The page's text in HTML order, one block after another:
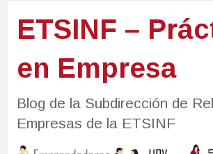
ETSINF –
en Empresa
Blog de la Subdirección de
Empresas de la ETSINF